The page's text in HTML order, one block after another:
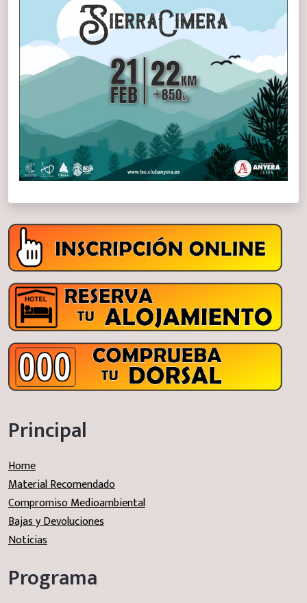
Principal
Home
Material Recomendado
Compromiso Medioambiental
Bajas y Devoluciones
Noticias
Programa